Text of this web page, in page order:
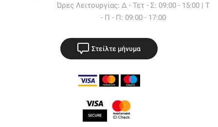
Ώρες Λειτουργίας: Δ - Τετ - Σ: 09:00 - 15:00 | Τ
- Π - Π: 09:00 - 17:00
Στείλτε μήνυμα